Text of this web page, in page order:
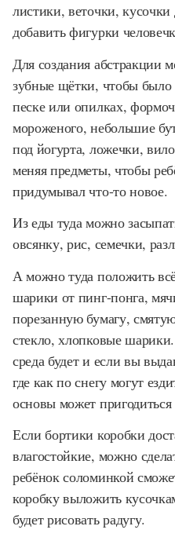
листики, веточки,
добавить фигурки
Для создания абстракции
зубные щётки, чтобы было
песке или опилках,
мороженого, небольшие
под йогурта, ложечки,
меняя предметы, чтобы
придумывал что-то новое.
Из еды туда можно
овсянку, рис, семечки,
А можно туда положить
шарики от пинг-понга,
порезанную бумагу,
стекло, хлопковые
среда будет и если вы
где как по снегу могут
основы может
Если бортики коробки
влагостойкие, можно
ребёнок соломинкой
коробку выложить
будет рисовать радугу.